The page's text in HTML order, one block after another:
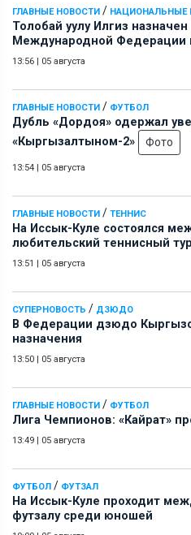
ГЛАВНЫЕ НОВОСТИ / НАЦИОНАЛЬНЫЕ
Толобай уулу Илгиз
Международной Федерации
13:56 | 05 августа
ГЛАВНЫЕ НОВОСТИ / ФУТБОЛ
Дубль «Дордоя» одержал
«Кыргызалтыном-2»
Фото
13:54 | 05 августа
ГЛАВНЫЕ НОВОСТИ / ТЕННИС
На Иссык-Куле состоялся
любительский теннисный
13:51 | 05 августа
СУПЕРНОВОСТЬ / ДЗЮДО
В Федерации дзюдо
назначения
13:50 | 05 августа
ГЛАВНЫЕ НОВОСТИ / ФУТБОЛ
Лига Чемпионов: «Кайрат»
13:49 | 05 августа
ФУТБОЛ / ФУТЗАЛ
На Иссык-Куле проходит
футзалу среди юношей